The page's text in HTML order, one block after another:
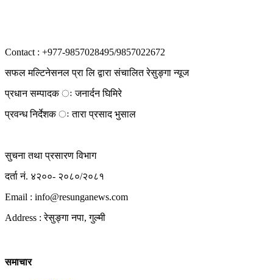
Contact : +977-9857028495/9857022672
सफल मल्टिनेसनल प्रा लि द्वारा संचालित रेसुङ्गा न्यूज
प्रधान सम्पादक ः जनार्दन घिमिरे
प्रवन्ध निर्देशक ः तारा प्रसाद भुसाल
सुचना तथा प्रसारण विभाग
दर्ता नं. ४२००- २०८०/२०८१
Email : info@resunganews.com
Address : रेसुङ्गा नपा, गुल्मी
समाचार